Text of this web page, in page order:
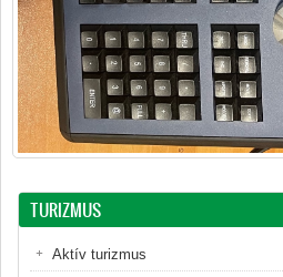
TURIZMUS
Aktív turizmus